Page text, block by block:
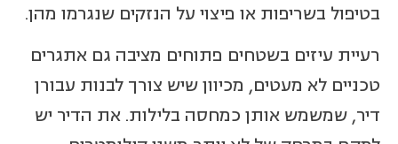
בטיפול בשריפות או פיצוי על הנזקים שנגרמו מהן.
רעיית עיזים בשטחים פתוחים מציבה גם אתגרים
טכניים לא מעטים, מכיוון שיש צורך לבנות עבורן
דיר, שמשמש אותן כמחסה בלילות. את הדיר יש